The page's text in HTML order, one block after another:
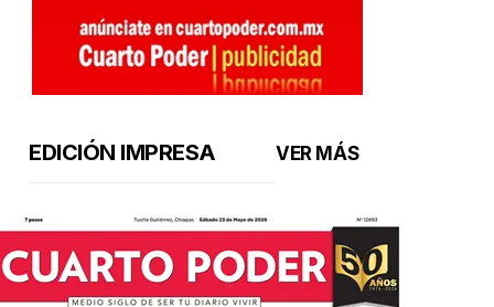
EDICIÓN IMPRESA VER MÁS